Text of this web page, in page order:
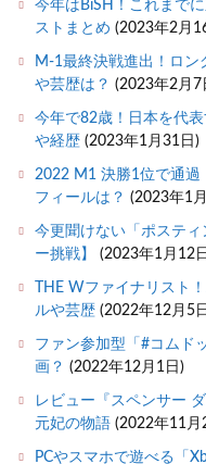
今年はBiSH！これまで
ストまとめ (2023年2月
M-1最終決戦進出！ロン
や芸歴は？ (2023年2月7
今年で82歳！日本を代
や経歴 (2023年1月31日)
2022 M1 決勝1位で通過
フィールは？ (2023年1
今更聞けない「ポステ
ー挑戦】
(2023年1月12
THE Wファイナリスト
ルや芸歴 (2022年12月5
ファン参加型「#コムド
画？ (2022年12月1日)
レビュー『スペンサー
元妃の物語 (2022年11月
PCやスマホで遊べる「